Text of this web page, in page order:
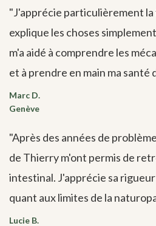
"J'apprécie particulièrement
explique les choses
m'a aidé à comprendre les
et à prendre en main ma santé
Marc D.
Genève
"Après des années de
de Thierry m'ont permis de
intestinal. J'apprécie sa
quant aux limites de la
Lucie B.